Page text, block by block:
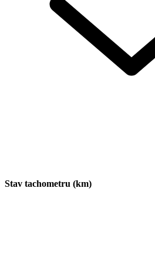
Stav tachometru (km)